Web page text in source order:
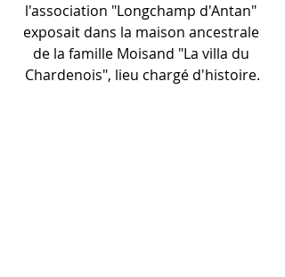
l'association "Longchamp d'Antan"
exposait dans la maison ancestrale
de la famille Moisand "La villa du
Chardenois", lieu chargé d'histoire.